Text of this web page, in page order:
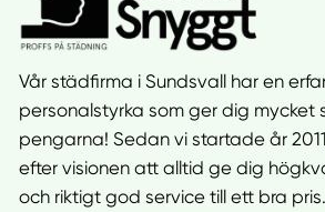
Vår städfirma i Sundsvall har en
personalstyrka som ger dig mycket
pengarna! Sedan vi startade år
efter visionen att alltid ge dig
och riktigt god service till ett bra